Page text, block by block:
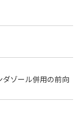
ゾール併用の前向